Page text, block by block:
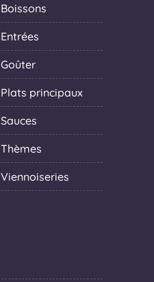
Boissons
Entrées
Goûter
Plats principaux
Sauces
Thèmes
Viennoiseries